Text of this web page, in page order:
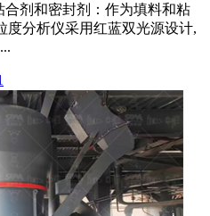
合剂和密封剂：作为填料和粘
度分析仪采用红蓝双光源设计,